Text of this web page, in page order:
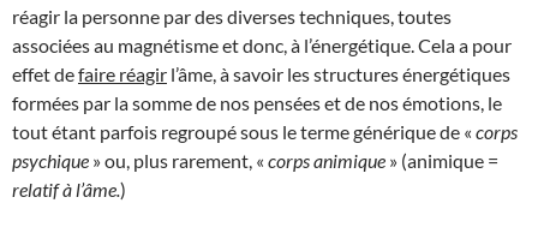
réagir la personne par des diverses techniques, toutes
associées au magnétisme et donc, à l’énergétique. Cela a pour
effet defaire réagir l’âme, à savoir les structures énergétiques
formées par la somme de nos pensées et de nos émotions, le
tout étant parfois regroupé sous le terme générique de « corps
psychique » ou, plus rarement, « corps animique » (animique =
relatif à l’âme.)